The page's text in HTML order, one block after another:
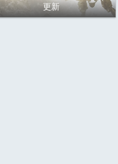
更新